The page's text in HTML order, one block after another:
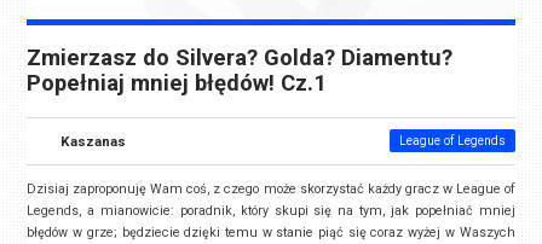
Zmierzasz do Silvera? Golda? Diamentu?
Popełniaj mniej błędów! Cz.1
Kaszanas League of Legends
Dzisiaj zaproponuję Wam coś, z czego może skorzystać każdy gracz w League of
Legends, a mianowicie: poradnik, który skupi się na tym, jak popełniać mniej
błędów w grze; będziecie dzięki temu w stanie piąć się coraz wyżej w Waszych